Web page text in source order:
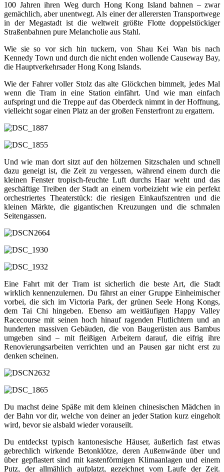
100 Jahren ihren Weg durch Hong Kong Island bahnen – zwar
gemächlich, aber unentwegt. Als einer der allerersten Transportwege
in der Megastadt ist die weltweit größte Flotte doppelstöckiger
Straßenbahnen pure Melancholie aus Stahl.
Wie sie so vor sich hin tuckern, von Shau Kei Wan bis nach
Kennedy Town und durch die nicht enden wollende Causeway Bay,
die Hauptverkehrsader Hong Kong Islands.
Wie der Fahrer voller Stolz das alte Glöckchen bimmelt, jedes Mal
wenn die Tram in eine Station einfährt. Und wie man einfach
aufspringt und die Treppe auf das Oberdeck nimmt in der Hoffnung,
vielleicht sogar einen Platz an der großen Fensterfront zu ergattern.
Und wie man dort sitzt auf den hölzernen Sitzschalen und schnell
dazu geneigt ist, die Zeit zu vergessen, während einem durch die
kleinen Fenster tropisch-feuchte Luft durchs Haar weht und das
geschäftige Treiben der Stadt an einem vorbeizieht wie ein perfekt
orchestriertes Theaterstück: die riesigen Einkaufszentren und die
kleinen Märkte, die gigantischen Kreuzungen und die schmalen
Seitengassen.
Eine Fahrt mit der Tram ist sicherlich die beste Art, die Stadt
wirklich kennenzulernen. Du fährst an einer Gruppe Einheimischer
vorbei, die sich im Victoria Park, der grünen Seele Hong Kongs,
dem Tai Chi hingeben. Ebenso am weitläufigen Happy Valley
Racecourse mit seinen hoch hinauf ragenden Flutlichtern und an
hunderten massiven Gebäuden, die von Baugerüsten aus Bambus
umgeben sind – mit fleißigen Arbeitern darauf, die eifrig ihre
Renovierungsarbeiten verrichten und an Pausen gar nicht erst zu
denken scheinen.
Du machst deine Späße mit dem kleinen chinesischen Mädchen in
der Bahn vor dir, welche von deiner an jeder Station kurz eingeholt
wird, bevor sie alsbald wieder vorauseilt.
Du entdeckst typisch kantonesische Häuser, äußerlich fast etwas
gebrechlich wirkende Betonklötze, deren Außenwände über und
über gepflastert sind mit kastenförmigen Klimaanlagen und einem
Putz, der allmählich aufplatzt, gezeichnet vom Laufe der Zeit.